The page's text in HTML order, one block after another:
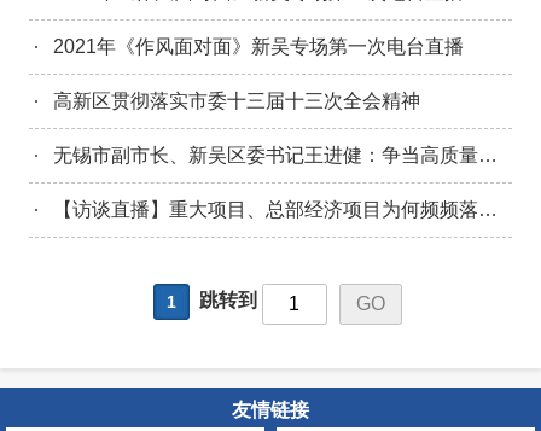
2021年《作风面对面》新吴专场第一次电台直播
高新区贯彻落实市委十三届十三次全会精神
无锡市副市长、新吴区委书记王进健：争当高质量发展领跑者 更好地为人民谋福利
【访谈直播】重大项目、总部经济项目为何频频落户无锡高新区？《改革进行时》为您揭秘~
1 跳转到
友情链接